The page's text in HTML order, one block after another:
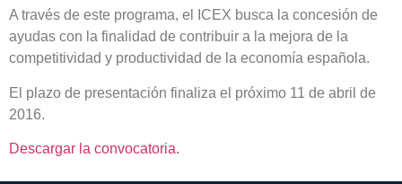
A través de este programa, el ICEX busca la concesión de
ayudas con la finalidad de contribuir a la mejora de la
competitividad y productividad de la economía española.
El plazo de presentación finaliza el próximo 11 de abril de
2016.
Descargar la convocatoria.